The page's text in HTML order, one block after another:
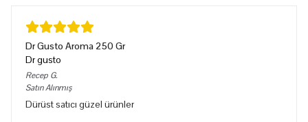
Dr Gusto Aroma 250 Gr
Dr gusto
Recep G.
Satın Alınmış
Dürüst satıcı güzel ürünler